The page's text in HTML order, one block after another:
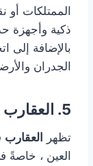
الممتلكات أو
ذكية وأجهزة
بالإضافة إلى
الجدران
5. العقارب
تظهر العقارب
العين ، خاصةً